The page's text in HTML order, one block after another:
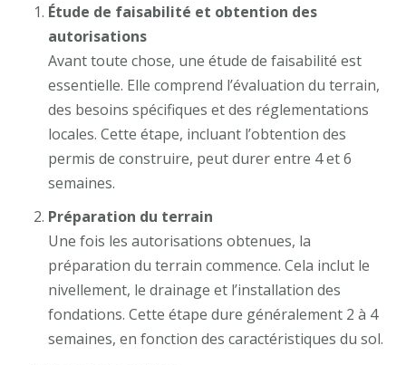
Étude de faisabilité et obtention des
autorisations
Avant toute chose, une étude de faisabilité est
essentielle. Elle comprend l’évaluation du terrain,
des besoins spécifiques et des réglementations
locales. Cette étape, incluant l’obtention des
permis de construire, peut durer entre 4 et 6
semaines.
Préparation du terrain
Une fois les autorisations obtenues, la
préparation du terrain commence. Cela inclut le
nivellement, le drainage et l’installation des
fondations. Cette étape dure généralement 2 à 4
semaines, en fonction des caractéristiques du sol.